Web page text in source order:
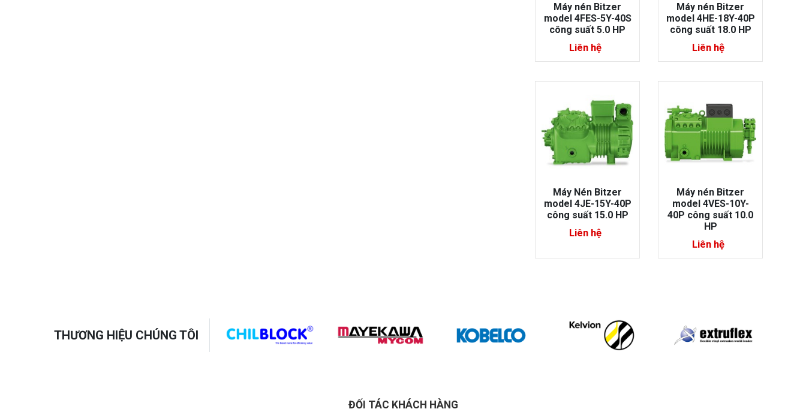
Máy nén Bitzer
model 4FES-5Y-40S
công suất 5.0 HP
Liên hệ
Máy nén Bitzer
model 4HE-18Y-40P
công suất 18.0 HP
Liên hệ
Máy Nén Bitzer
model 4JE-15Y-40P
công suất 15.0 HP
Liên hệ
Máy nén Bitzer
model 4VES-10Y-
40P công suất 10.0
HP
Liên hệ
THƯƠNG HIỆU CHÚNG TÔI
ĐỐI TÁC KHÁCH HÀNG